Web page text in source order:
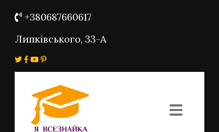
+380687660617
Липківського, 33-А